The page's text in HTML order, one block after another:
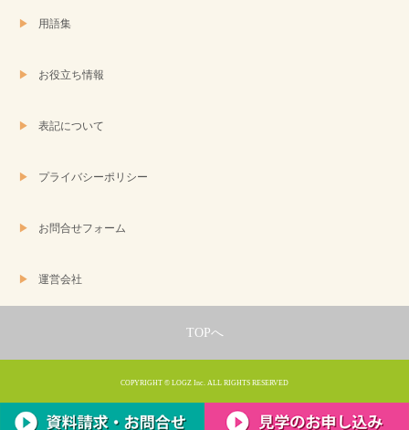
用語集
お役立ち情報
表記について
プライバシーポリシー
お問合せフォーム
運営会社
TOPへ
COPYRIGHT © LOGZ Inc. ALL RIGHTS RESERVED